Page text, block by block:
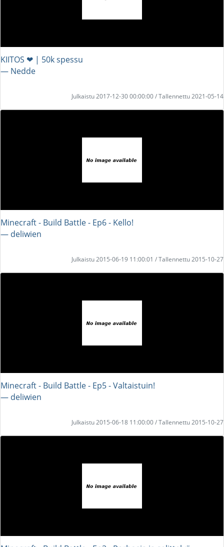
KIITOS ❤ | 50k spessu
― Nedde
Julkaistu 2017-12-30 00:00:00 / Tallennettu 2021-05-14
Minecraft - Build Battle - Ep6 - Kello!
― deliwien
Julkaistu 2015-06-19 11:00:01 / Tallennettu 2015-10-27
Minecraft - Build Battle - Ep5 - Valtaistuin!
― deliwien
Julkaistu 2015-06-18 11:00:00 / Tallennettu 2015-10-27